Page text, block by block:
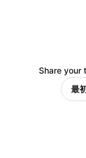
Share your
最